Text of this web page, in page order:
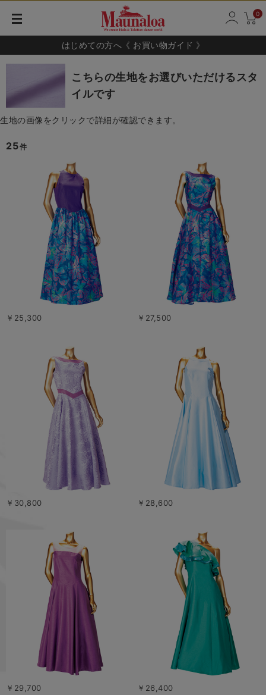
0
はじめての方へ《 お買い物ガイド 》
こちらの生地をお選びいただけるスタ
イルです
生地の画像をクリックで詳細が確認できます。
25件
￥25,300 ￥27,500
￥30,800 ￥28,600
￥29,700 ￥26,400